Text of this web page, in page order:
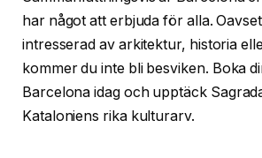
har något att erbjuda för alla.
intresserad av arkitektur, historia
kommer du inte bli besviken. Boka
Barcelona idag och upptäck
Kataloniens rika kulturarv.